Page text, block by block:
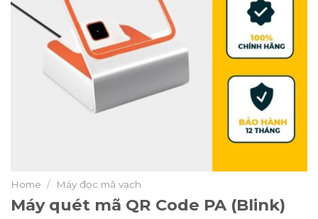
Home / Máy đọc mã vạch
Máy quét mã QR Code PA (Blink)